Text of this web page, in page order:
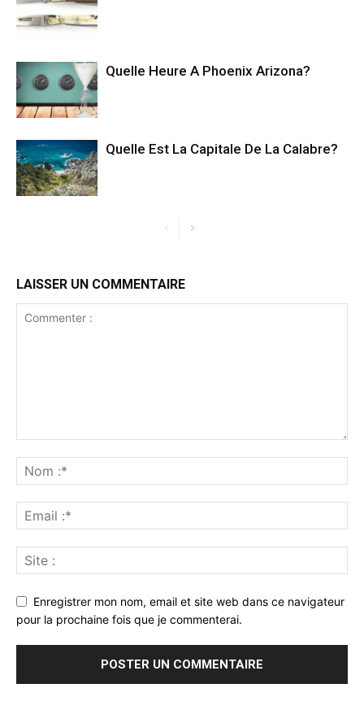
Quelle Heure A Phoenix Arizona?
Quelle Est La Capitale De La Calabre?
LAISSER UN COMMENTAIRE
Enregistrer mon nom, email et site web dans ce navigateur
pour la prochaine fois que je commenterai.